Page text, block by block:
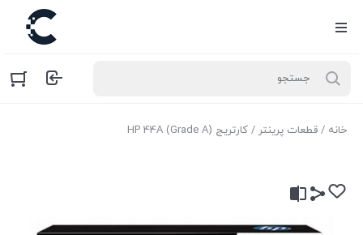
خانه / قطعات پرینتر / کارتریج HP 44A (Grade A)